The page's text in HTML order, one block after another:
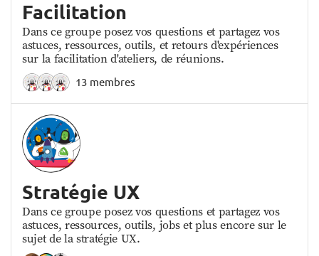
Facilitation
Dans ce groupe posez vos questions et partagez vos
astuces, ressources, outils, et retours d'expériences
sur la facilitation d'ateliers, de réunions.
13 membres
Stratégie UX
Dans ce groupe posez vos questions et partagez vos
astuces, ressources, outils, jobs et plus encore sur le
sujet de la stratégie UX.